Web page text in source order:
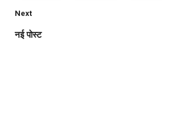
Next
नई पोस्ट